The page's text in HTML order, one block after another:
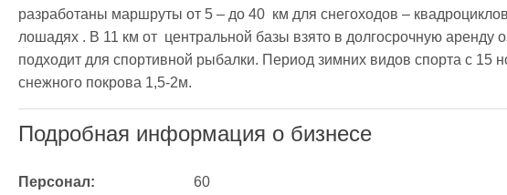
разработаны маршруты от 5 – до 40  км для снегоходов –
лошадях . В 11 км от  центральной базы взято в долгосрочную аренду
подходит для спортивной рыбалки. Период зимних видов спорта с 15
снежного покрова 1,5-2м.
Подробная информация о бизнесе
Персонал: 60